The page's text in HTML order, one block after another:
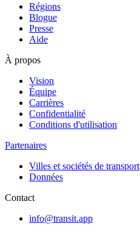
Régions
Blogue
Presse
Aide
À propos
Vision
Équipe
Carrières
Confidentialité
Conditions d'utilisation
Partenaires
Villes et sociétés de transport
Données
Contact
info@transit.app